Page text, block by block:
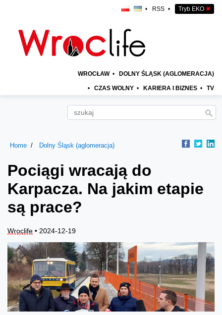
• RSS • Tryb EKO ✖
WROCŁAW • DOLNY ŚLĄSK (AGLOMERACJA)
• CZAS WOLNY • KARIERA I BIZNES • TV
Home Dolny Śląsk (aglomeracja)
Pociągi wracają do
Karpacza. Na jakim etapie
są prace?
Wroclife • 2024-12-19